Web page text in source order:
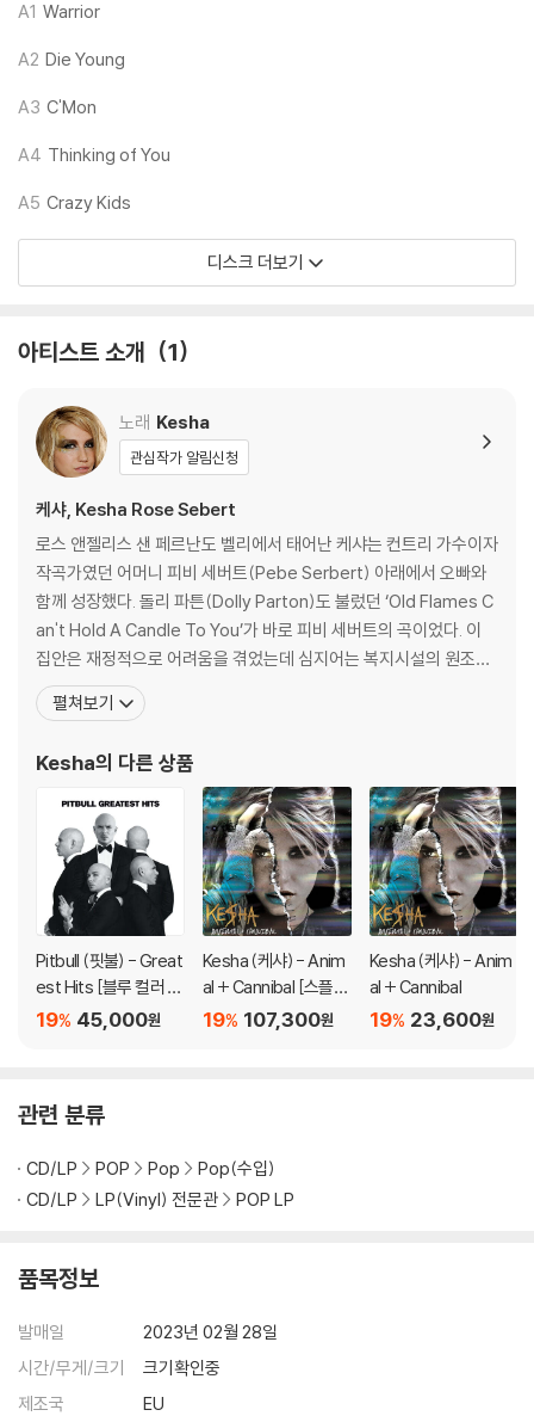
1) 침압 조절 기능이 없는 턴테이블을 사용하시는 경우, (주로 올인원 형태
수 있습니다.
기기 문제로 인해 발생하는 재생 불량 현상에 대해서는 반품/교환이 불가
2) 디스크는 정전기와 먼지로 인해 재생이 원활하지 않은 경우가 있습니
3) 바늘에 먼지가 쌓이는 경우에도 재생이 원활하지 않을 수 있습니다.
재생이 불안정한 경우 스태빌라이저를 사용하시면 좀 더 안정적인 재생이
2) 재생 음역의 왜곡을 최소화 하고 반복 재생시에도 최대한 일관되게 유
지되도록 디스크 센터 홀 구경이 작게 제작되는 경우가 있습니다. 턴테이
블 스핀들에 맞지 않는 경우에는 전용 제품 등을 이용하여 센터 홀을 조정
하시면 해결됩니다.
3) 디스크에 미세한 잔 흠집이 남아있거나 인쇄 면이 깨끗하지 않은 경우
가 있으며, 이는 상품의 불량이 아닙니다. 단, 재생에 이상이 있는 경우에는
불량으로 인한 반품/교환이 가능합니다
※ 컬러 디스크
아래에 해당하는 경우는 불량이 아니므로 개봉 후 반품/교환이 불가합니
다.
1) 컬러 디스크는 웹 이미지와 실제 색상이 차이가 날 수 있습니다.
2) 컬러 디스크의 특성상 제작 공정시 앨범마다 색상 차이가 나는 경우도
3) 컬러 디스크는 제작 과정에서 다른 색상 염료가 섞여 얼룩과 번짐, 반점
등이 발생할 수 있습니다.
※ 반품/교환 안내
1) 불량으로 인한 반품/교환 요청 시에는 불량 확인을 위해 개봉 시의 동영
상을 요청할 수 있으며, 동영상이 없는 경우 반품/교환이 제한될 수 있습니
다.
관련 사진과 동영상 및 재생 기기 모델명을 첨부하여 첨부하여 고객센터에
A1 Warrior
A2 Die Young
A3 C'Mon
A4 Thinking of You
A5 Crazy Kids
디스크 더보기
아티스트 소개 1
노래 Kesha
관심작가 알림신청
케샤, Kesha Rose Sebert
로스 앤젤리스 샌 페르난도 벨리에서 태어난 케샤는 컨트리 가수이자
작곡가였던 어머니 피비 세버트(Pebe Serbert) 아래에서 오빠와
함께 성장했다. 돌리 파튼(Dolly Parton)도 불렀던 ‘Old Flames C
an't Hold A Candle To You’가 바로 피비 세버트의 곡이었다. 이
집안은 재정적으로 어려움을 겪었는데 심지어는 복지시설의 원조까
지 받으며 생활했다고 한다. 가족이 테네시로 옮긴 이후에는 어머니
가 두 아이들을 스튜디오로 곧잘 데려갔다. 케샤가 곡을 쓰고 노래하
튼(Paris Hilto
펼쳐보기
Kesha의 다른 상품
Pitbull (핏불) - Great
est Hits [블루 컬러 L
P]
45,000원
19%
Kesha (케샤) - Anim
al + Cannibal [스플래
터 컬러 2LP]
107,300원
19%
Kesha (케샤) - Anim
al + Cannibal
23,600원
19%
관련 분류
CD/LP POP Pop
Pop(수입)
CD/LP
LP(Vinyl) 전문관 POP LP
품목정보
발매일
2023년 02월 28일
시간/무게/크기
크기확인중
제조국
EU